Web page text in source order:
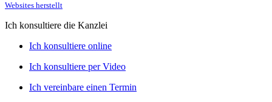
Websites herstellt
Ich konsultiere die Kanzlei
Ich konsultiere online
Ich konsultiere per Video
Ich vereinbare einen Termin